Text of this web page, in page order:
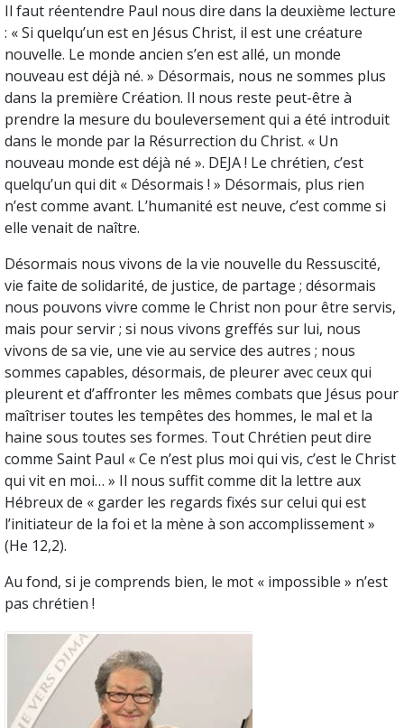
Il faut réentendre Paul nous dire dans la deuxième lecture
: « Si quelqu’un est en Jésus Christ, il est une créature
nouvelle. Le monde ancien s’en est allé, un monde
nouveau est déjà né. » Désormais, nous ne sommes plus
dans la première Création. Il nous reste peut-être à
prendre la mesure du bouleversement qui a été introduit
dans le monde par la Résurrection du Christ. « Un
nouveau monde est déjà né ». DEJA ! Le chrétien, c’est
quelqu’un qui dit « Désormais ! » Désormais, plus rien
n’est comme avant. L’humanité est neuve, c’est comme si
elle venait de naître.
Désormais nous vivons de la vie nouvelle du Ressuscité,
vie faite de solidarité, de justice, de partage ; désormais
nous pouvons vivre comme le Christ non pour être servis,
mais pour servir ; si nous vivons greffés sur lui, nous
vivons de sa vie, une vie au service des autres ; nous
sommes capables, désormais, de pleurer avec ceux qui
pleurent et d’affronter les mêmes combats que Jésus pour
maîtriser toutes les tempêtes des hommes, le mal et la
haine sous toutes ses formes. Tout Chrétien peut dire
comme Saint Paul « Ce n’est plus moi qui vis, c’est le Christ
qui vit en moi… » Il nous suffit comme dit la lettre aux
Hébreux de « garder les regards fixés sur celui qui est
l’initiateur de la foi et la mène à son accomplissement »
(He 12,2).
Au fond, si je comprends bien, le mot « impossible » n’est
pas chrétien !